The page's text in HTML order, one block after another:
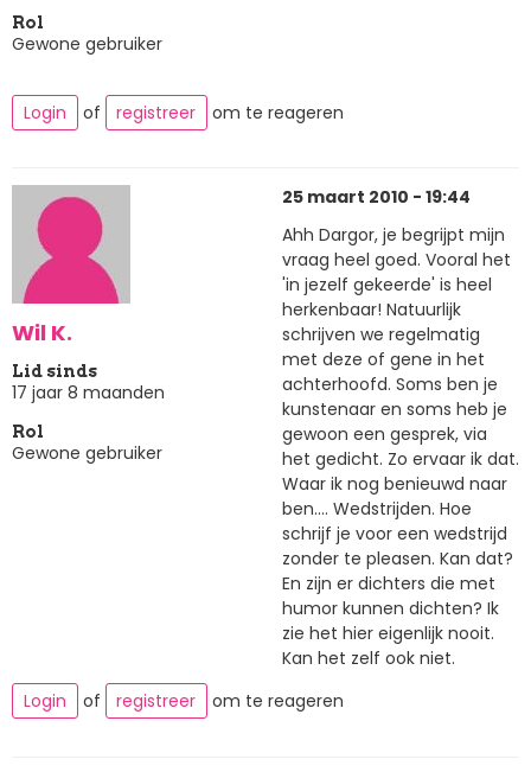
Rol
Gewone gebruiker
Login of registreer om te reageren
Wil K.
Lid sinds
17 jaar 8 maanden
Rol
Gewone gebruiker
25 maart 2010 - 19:44
Ahh Dargor, je begrijpt mijn
vraag heel goed. Vooral het
'in jezelf gekeerde' is heel
herkenbaar! Natuurlijk
schrijven we regelmatig
met deze of gene in het
achterhoofd. Soms ben je
kunstenaar en soms heb je
gewoon een gesprek, via
het gedicht. Zo ervaar ik dat.
Waar ik nog benieuwd naar
ben.... Wedstrijden. Hoe
schrijf je voor een wedstrijd
zonder te pleasen. Kan dat?
En zijn er dichters die met
humor kunnen dichten? Ik
zie het hier eigenlijk nooit.
Kan het zelf ook niet.
Login
of registreer om te reageren